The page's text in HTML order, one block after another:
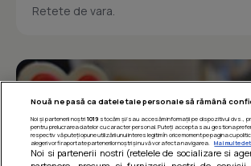
Retete de vara.
Nouă ne pasă ca datele tale personale să rămână
Noi și partenerii noștri 1019stocăm și/sau accesăm informații pe dispozitivul dvs.,
pentru prelucrarea datelor cu caracter personal. Puteți accepta sau gestiona
respectiv vă puteți opune utilizării unui interes legitim în orice moment pe pagina cu
alegeri vor fi raportate partenerilor noștri și nu vă vor afecta navigarea.
Mai multe
Noi si partenerii nostri (retelele de socializare si